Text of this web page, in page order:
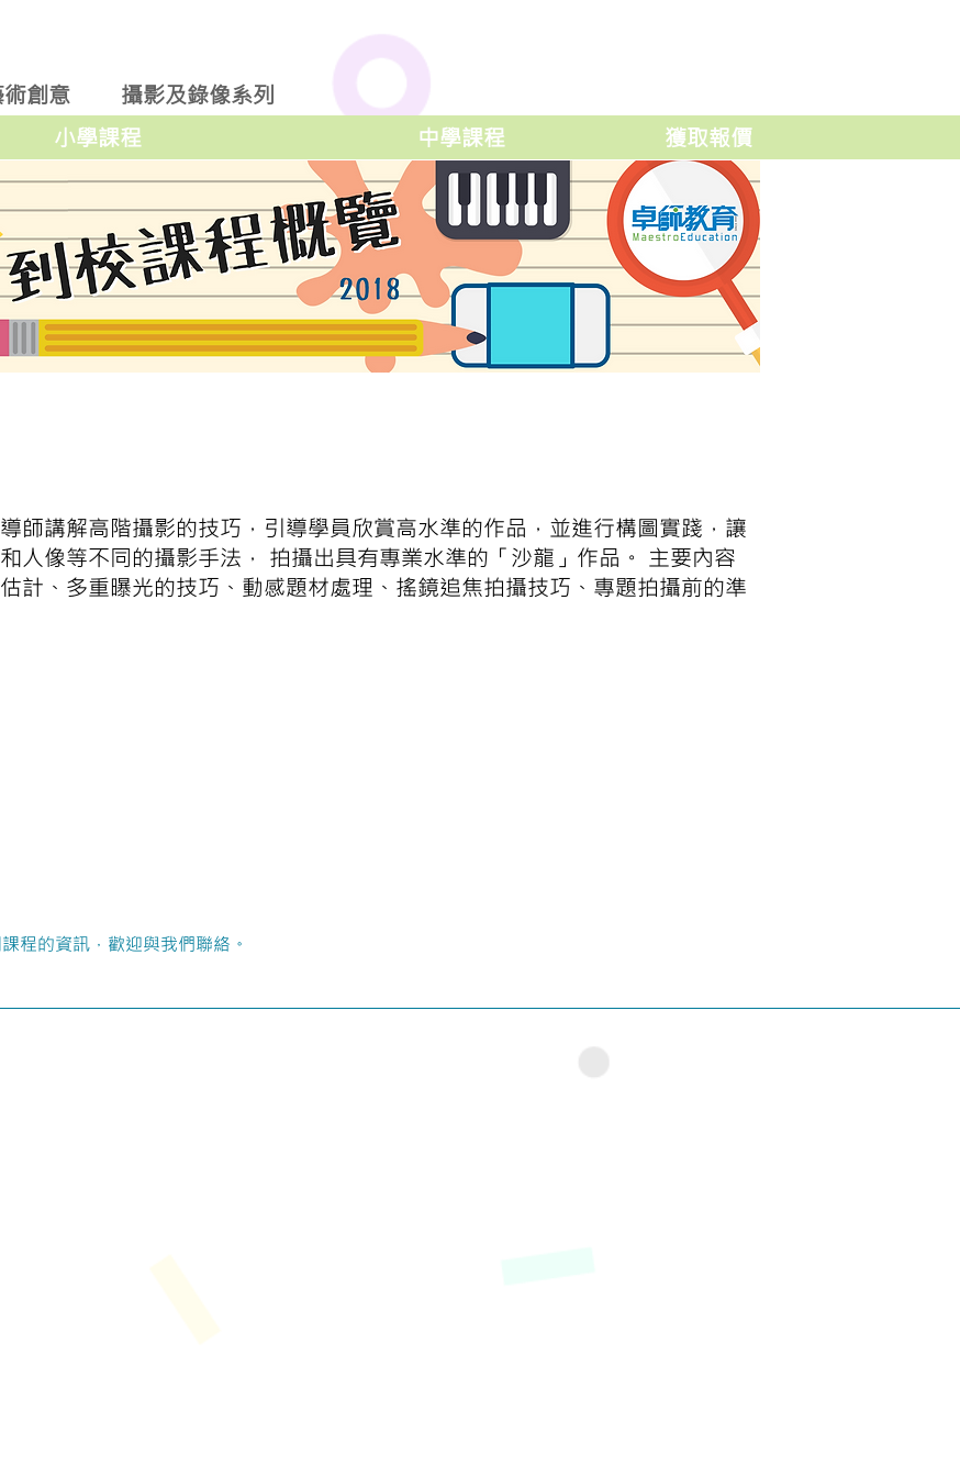
創意
攝影及錄像系列
小學課程 中學課程 獲取報價
師講解高階攝影的技巧，引導學員欣賞高水準的作品，並進行構圖實踐，讓
人像等不同的攝影手法， 拍攝出具有專業水準的「沙龍」作品。 主要內容
計、多重曝光的技巧、動感題材處理、搖鏡追焦拍攝技巧、專題拍攝前的準
程的資訊，歡迎與我們聯絡。